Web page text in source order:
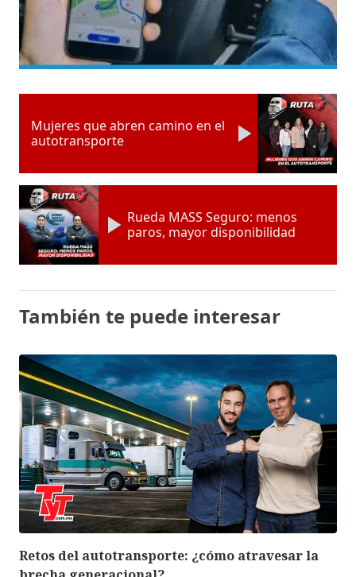
Mujeres que abren camino en el
autotransporte
Rueda MASS Seguro: menos
paros, mayor disponibilidad
También te puede interesar
Retos del autotransporte: ¿cómo atravesar la